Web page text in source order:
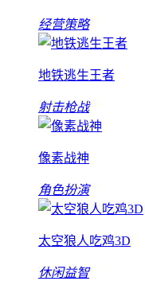
经营策略
地铁逃生王者
射击枪战
像素战神
角色扮演
太空狼人吃鸡3D
休闲益智